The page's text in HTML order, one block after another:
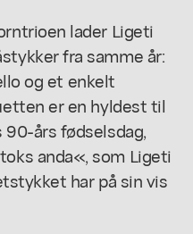
lader Ligeti
fra samme år:
og et enkelt
er en hyldest til
90-års fødselsdag,
anda«, som Ligeti
har på sin vis